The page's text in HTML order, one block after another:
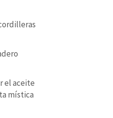
el aceite
mística